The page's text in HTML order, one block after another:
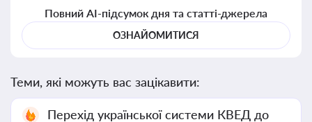
Повний AI-підсумок дня та статті-джерела
ОЗНАЙОМИТИСЯ
Теми, які можуть вас зацікавити:
Перехід української системи КВЕД до